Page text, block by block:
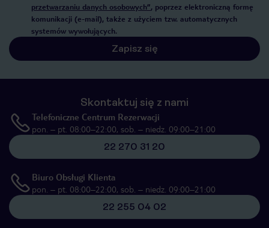
przetwarzaniu danych osobowych”, poprzez elektroniczną formę
komunikacji (e-mail), także z użyciem tzw. automatycznych
systemów wywołujących.
Zapisz się
Skontaktuj się z nami
Telefoniczne Centrum Rezerwacji
pon. – pt. 08:00–22:00, sob. – niedz. 09:00–21:00
22 270 31 20
Biuro Obsługi Klienta
pon. – pt. 08:00–22:00, sob. – niedz. 09:00–21:00
22 255 04 02